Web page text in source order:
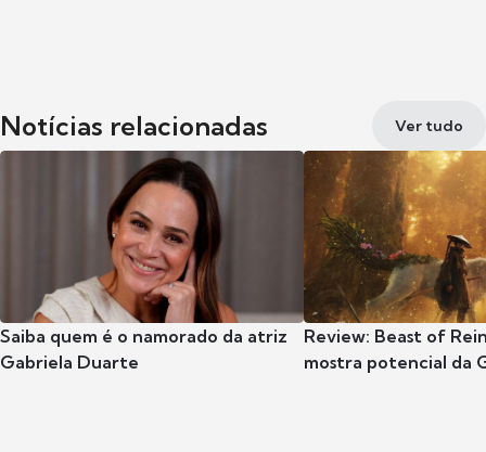
Notícias relacionadas Ver tudo
Saiba quem é o namorado da atriz
Gabriela Duarte
Review: Beast of
mostra potencial da